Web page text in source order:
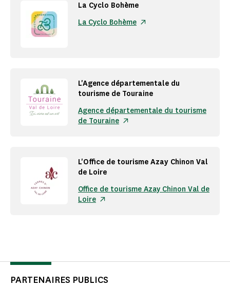
La Cyclo Bohème
La Cyclo Bohème
L'Agence départementale du
tourisme de Touraine
Agence départementale du tourisme
de Touraine
L'Office de tourisme Azay Chinon Val
de Loire
Office de tourisme Azay Chinon Val de
Loire
PARTENAIRES PUBLICS